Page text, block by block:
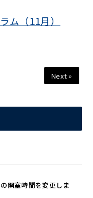
ム（11月）
Next »
開室時間を変更しま